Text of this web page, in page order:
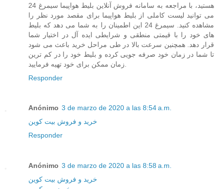
هستید، با مراجعه به سامانه فروش آنلاین بلیط هواپیما سیمرغ 24
می توانید لیست کاملی از بلیط هواپیما برای مقصد مورد نظر را
مشاهده کنید. سیمرغ 24 این اطمینان را به شما می دهد که بلیط
های خود را با قیمتی منطقی و شرایطی ایده آل در اختیار شما
قرار دهد. همچنین سرعت بالا در طی مراحل خرید باعث می شود
تا شما در زمان خود صرفه جویی کرده و بلیط خود را در کم ترین
Responder
Anónimo 3 de marzo de 2020 a las 8:54 a.m.
خرید و فروش بیت کوین
Responder
Anónimo 3 de marzo de 2020 a las 8:58 a.m.
خرید و فروش بیت کوین